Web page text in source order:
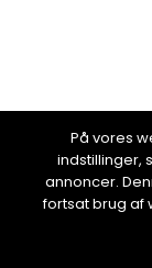
På vores
indstillinger,
annoncer.
fortsat brug af